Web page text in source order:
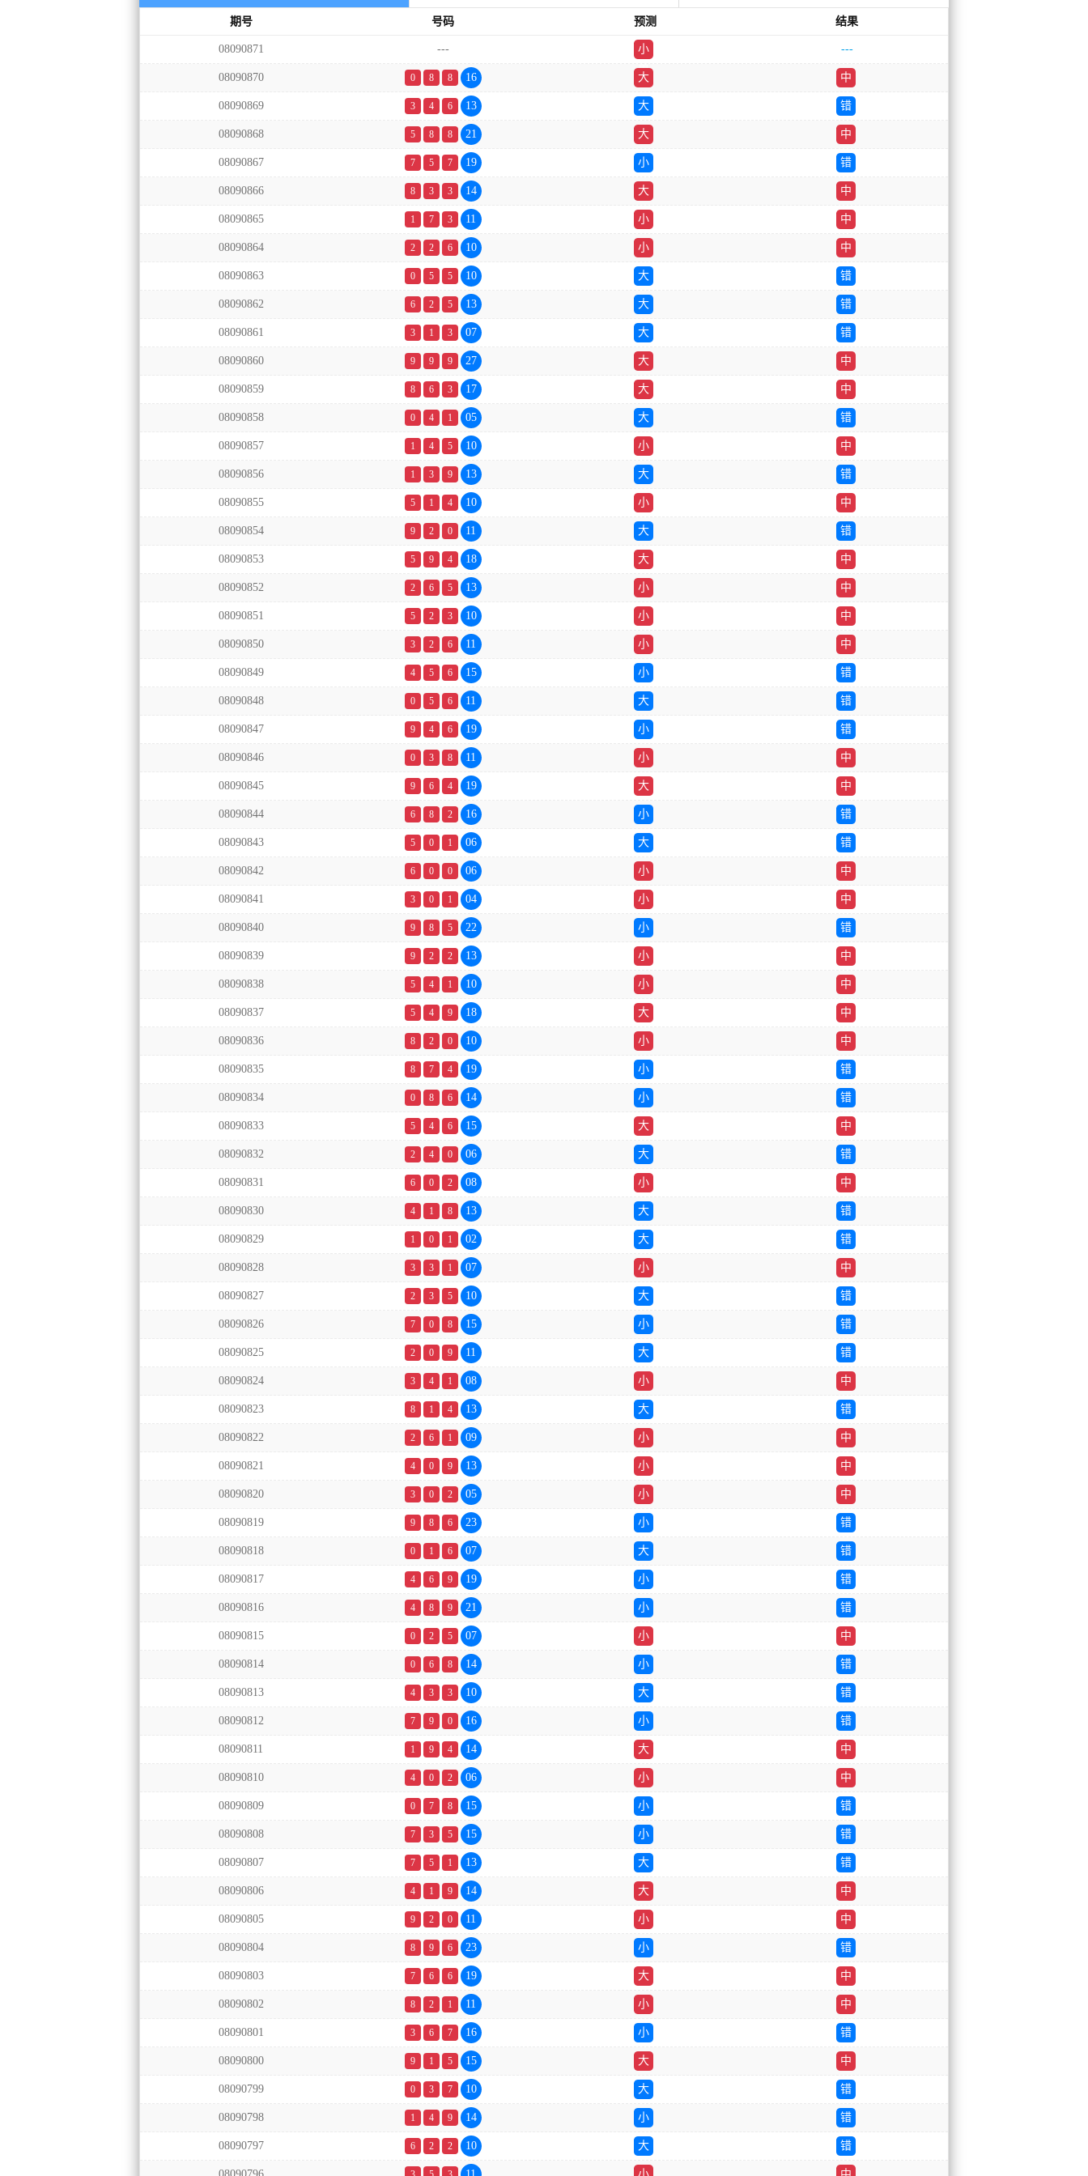
期号 号码 预测 结果
08090871 ---
小
单
---
08090870 0 8 8 16 大 中
08090869 3 4 6 13 大 错
08090868 5 8 8 21 大 中
08090867 7 5 7 19 小 错
08090866 8 3 3 14 大 中
08090865 1 7 3 11 小 中
08090864 2 2 6 10 小 中
08090863 0 5 5 10 大 错
08090862 6 2 5 13 大 错
08090861 3 1 3 07 大 错
08090860 9 9 9 27 大 中
08090859 8 6 3 17 大 中
08090858 0 4 1 05 大 错
08090857 1 4 5 10 小 中
08090856 1 3 9 13 大 错
08090855 5 1 4 10 小 中
08090854 9 2 0 11 大 错
08090853 5 9 4 18 大 中
08090852 2 6 5 13 小 中
08090851 5 2 3 10 小 中
08090850 3 2 6 11 小 中
08090849 4 5 6 15 小 错
08090848 0 5 6 11 大 错
08090847 9 4 6 19 小 错
08090846 0 3 8 11 小 中
08090845 9 6 4 19 大 中
08090844 6 8 2 16 小 错
08090843 5 0 1 06 大 错
08090842 6 0 0 06 小 中
08090841 3 0 1 04 小 中
08090840 9 8 5 22 小 错
08090839 9 2 2 13 小 中
08090838 5 4 1 10 小 中
08090837 5 4 9 18 大 中
08090836 8 2 0 10 小 中
08090835 8 7 4 19 小 错
08090834 0 8 6 14 小 错
08090833 5 4 6 15 大 中
08090832 2 4 0 06 大 错
08090831 6 0 2 08 小 中
08090830 4 1 8 13 大 错
08090829 1 0 1 02 大 错
08090828 3 3 1 07 小 中
08090827 2 3 5 10 大 错
08090826 7 0 8 15 小 错
08090825 2 0 9 11 大 错
08090824 3 4 1 08 小 中
08090823 8 1 4 13 大 错
08090822 2 6 1 09 小 中
08090821 4 0 9 13 小 中
08090820 3 0 2 05 小 中
08090819 9 8 6 23 小 错
08090818 0 1 6 07 大 错
08090817 4 6 9 19 小 错
08090816 4 8 9 21 小 错
08090815 0 2 5 07 小 中
08090814 0 6 8 14 小 错
08090813 4 3 3 10 大 错
08090812 7 9 0 16 小 错
08090811 1 9 4 14 大 中
08090810 4 0 2 06 小 中
08090809 0 7 8 15 小 错
08090808 7 3 5 15 小 错
08090807 7 5 1 13 大 错
08090806 4 1 9 14 大 中
08090805 9 2 0 11 小 中
08090804 8 9 6 23 小 错
08090803 7 6 6 19 大 中
08090802 8 2 1 11 小 中
08090801 3 6 7 16 小 错
08090800 9 1 5 15 大 中
08090799 0 3 7 10 大 错
08090798 1 4 9 14 小 错
08090797 6 2 2 10 大 错